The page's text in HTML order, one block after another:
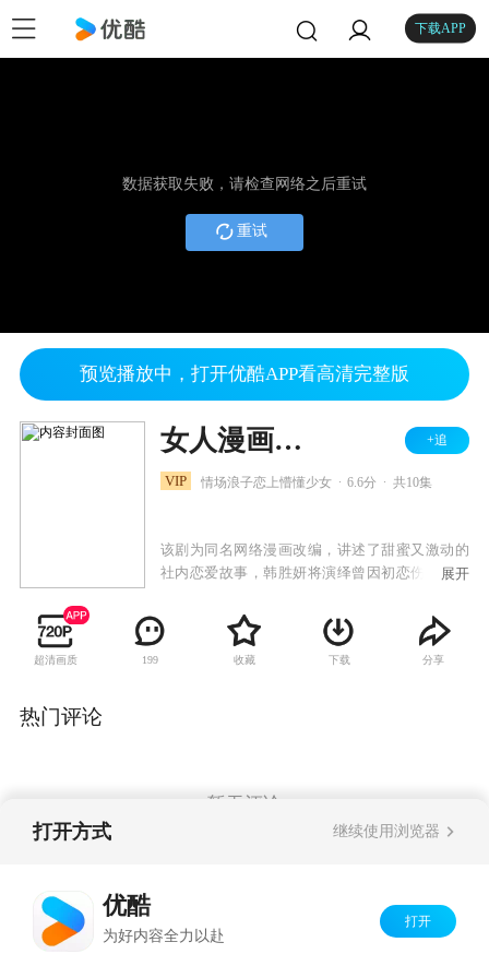
下载APP
数据获取失败，请检查网络之后重试
重试
预览播放中，打开优酷APP看高清完整版
女人漫画皮鞋 +追
VIP 情场浪子恋上懵懂少女 6.6分 共10集
该剧为同名网络漫画改编，讲述了甜蜜又激动的
社内恋爱故事，韩胜妍将演绎曾因初恋伤害而害
情的想法。
展开
超清画质 199 收藏 下载 分享
热门评论
暂无评论
打开方式 继续使用浏览器
优酷
为好内容全力以赴
打开